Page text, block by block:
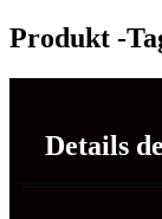
Produkt -
Details